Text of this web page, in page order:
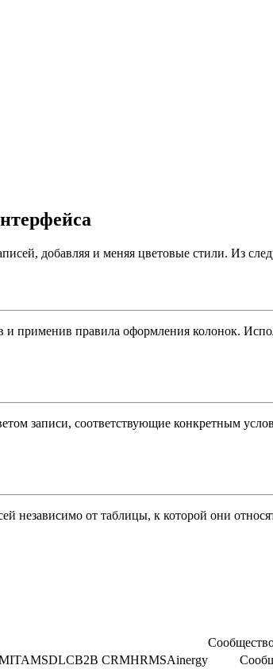
добавляя и меняя цветовые стили. Из
и применив правила оформления колонок.
записи, соответствующие конкретным
независимо от таблицы, к которой они
ITAMSDLCB2B CRMHRMSAinergy